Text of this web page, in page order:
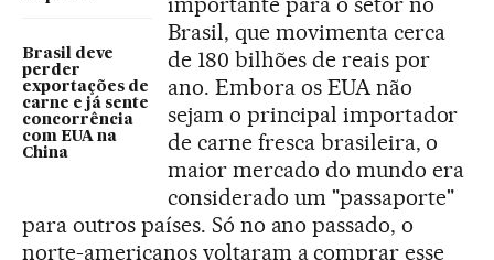
Brasil deve
perder
exportações de
carne e já sente
concorrência
com EUA na
China
Brasil, que movimenta cerca
de 180 bilhões de reais por
ano. Embora os EUA não
sejam o principal importador
de carne fresca brasileira, o
maior mercado do mundo era
considerado um "passaporte"
para outros países. Só no ano passado, o
norte-americanos voltaram a comprar esse